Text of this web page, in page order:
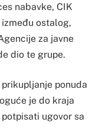
nabavke, CIK
ostalog,
za javne
dio te grupe.
ponuda
je do kraja
ugovor sa